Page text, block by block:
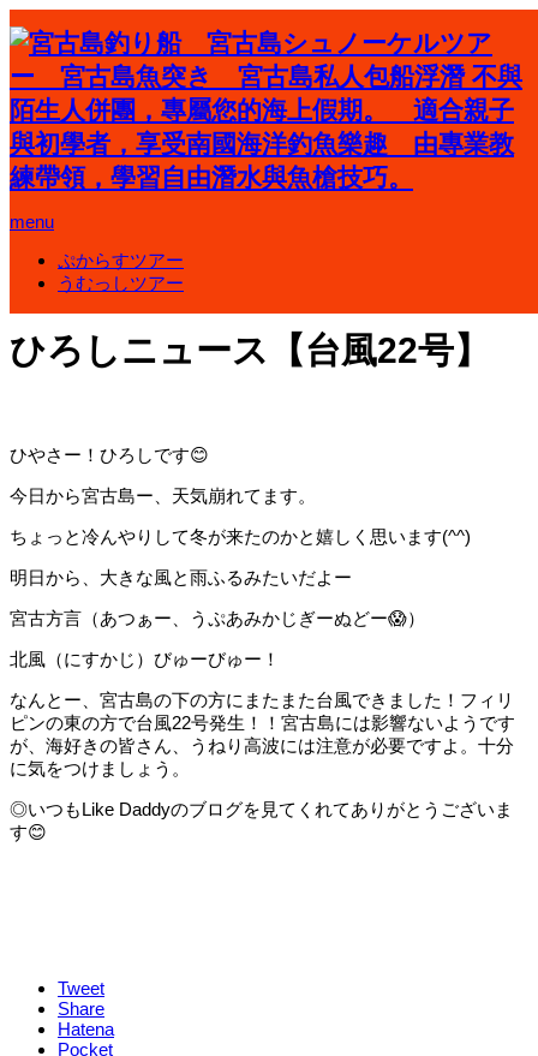
menu
ぷからすツアー
うむっしツアー
ホーム
ブログ
未分類
2020.11.9
ひろしニュース【台風22号】
ひやさー！ひろしです😊
今日から宮古島ー、天気崩れてます。
ちょっと冷んやりして冬が来たのかと嬉しく思います(^^)
明日から、大きな風と雨ふるみたいだよー
宮古方言（あつぁー、うぷあみかじぎーぬどー😱）
北風（にすかじ）びゅーびゅー！
なんとー、宮古島の下の方にまたまた台風できました！フィリ
ピンの東の方で台風22号発生！！宮古島には影響ないようです
が、海好きの皆さん、うねり高波には注意が必要ですよ。十分
に気をつけましょう。
◎いつもLike Daddyのブログを見てくれてありがとうございま
す😊
Tweet
Share
Hatena
Pocket